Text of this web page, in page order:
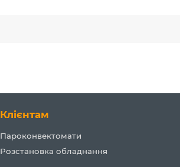
Клієнтам
Пароконвектомати
Розстановка обладнання